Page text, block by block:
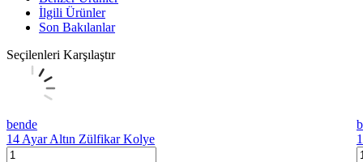
İlgili Ürünler
Son Bakılanlar
Seçilenleri Karşılaştır
bende
14 Ayar Altın Zülfikar Kolye